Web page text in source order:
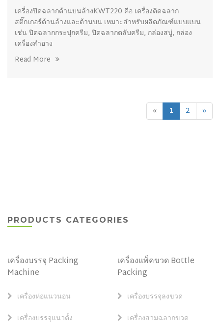
เครื่องปิดฉลากด้านบนล้างKWT220 คือ เครื่องติดฉลาก
สติ๊กเกอร์ด้านล้างและด้านบน เหมาะสำหรับผลิตภัณฑ์แบบแบน
เช่น ปิดฉลากกระปุกครีม, ปิดฉลากตลับครีม, กล่องสบู่, กล่อง
เครื่องสำอาง
Read More
« 1 2 »
PRODUCTS CATEGORIES
เครื่องบรรจุ Packing
Machine
เครื่องห่อแนวนอน
เครื่องบรรจุแนวตั้ง
เครื่องแพ็คขวด Bottle
Packing
เครื่องบรรจุลงขวด
เครื่องสวมฉลากขวด